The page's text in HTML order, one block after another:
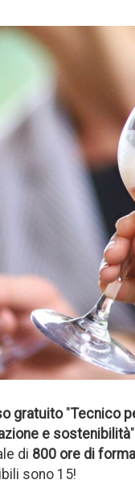
gratuito"Tecnico
e sostenibilità
di 800 ore di
sono 15!